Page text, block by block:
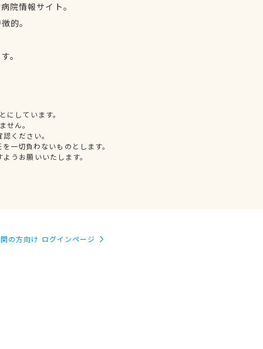
院情報サイト。
的。
。
しています。
せん。
ください。
一切負わないものとします。
うお願いいたします。
の方向け ログインページ